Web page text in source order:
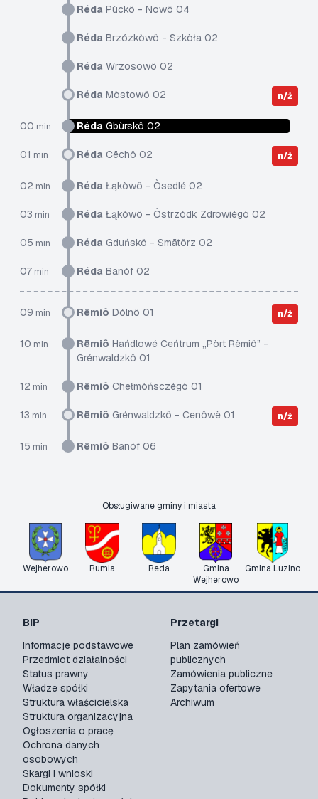
Réda Pùckô - Nowô 04
Réda Brzózkòwô - Szkòła 02
Réda Wrzosowô 02
Réda Mòstowô 02 n/ż
00 min Réda Gbùrskô 02
01 min Réda Cëchô 02 n/ż
02 min Réda Łąkòwô - Òsedlé 02
03 min Réda Łąkòwô - Òstrzódk Zdrowiégò 02
05 min Réda Gduńskô - Smãtôrz 02
07 min Réda Banóf 02
09 min Rëmiô Dólnô 01 n/ż
10 min Rëmiô Hańdlowé Ceńtrum „Pòrt Rëmiô” -
Grénwaldzkô 01
12 min Rëmiô Chełmòńsczégò 01
13 min Rëmiô Grénwaldzkô - Cenôwë 01 n/ż
15 min Rëmiô Banóf 06
Obsługiwane gminy i miasta
Wejherowo Rumia Reda
Gmina
Wejherowo
Gmina Luzino
BIP
Informacje podstawowe
Przedmiot działalności
Status prawny
Władze spółki
Struktura właścicielska
Struktura organizacyjna
Ogłoszenia o pracę
Ochrona danych
osobowych
Skargi i wnioski
Dokumenty spółki
Przetargi
Plan zamówień
publicznych
Zamówienia publiczne
Zapytania ofertowe
Archiwum